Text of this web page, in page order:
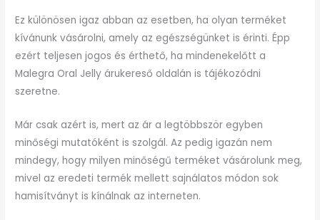
Ez különösen igaz abban az esetben, ha olyan terméket
kívánunk vásárolni, amely az egészségünket is érinti. Épp
ezért teljesen jogos és érthető, ha mindenekelőtt a
Malegra Oral Jelly árukereső oldalán is tájékozódni
szeretne.
Már csak azért is, mert az ár a legtöbbször egyben
minőségi mutatóként is szolgál. Az pedig igazán nem
mindegy, hogy milyen minőségű terméket vásárolunk meg,
mivel az eredeti termék mellett sajnálatos módon sok
hamisítványt is kínálnak az interneten.